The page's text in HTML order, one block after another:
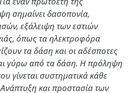
σημαίνει δασοπονία,
εξάλειψη των εστιών
όπως τα ηλεκτροφόρα
τα δάση και οι αδέσποτες
γύρω από τα δάση. Η πρόληψη
γίνεται συστηματικά κάθε
και προστασία των